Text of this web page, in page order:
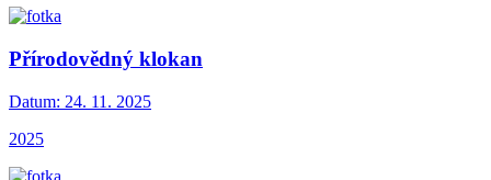
Přírodovědný klokan
Datum: 24. 11. 2025
2025